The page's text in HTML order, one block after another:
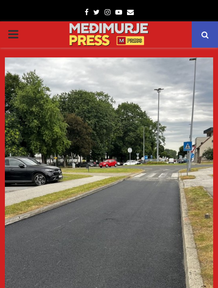
Facebook
TwitterInstagram
Youtube
Email
PRIMARY
MENU